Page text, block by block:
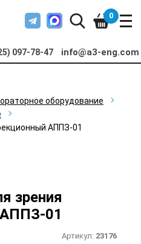
097-78-47 info@a3-eng.com
0
оборудование
АППЗ-01
зрения
01
Артикул: 23176